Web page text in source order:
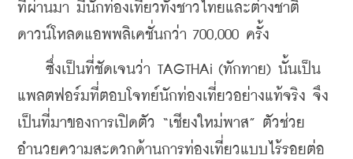
ที่ผ่านมา มีนักท่องเที่ยวทั้งชาวไทยและต่างชาติ
ดาวน์โหลดแอพพลิเคชั่นกว่า 700,000 ครั้ง
ซึ่งเป็นที่ชัดเจนว่า TAGTHAi (ทักทาย) นั้นเป็น
แพลตฟอร์มที่ตอบโจทย์นักท่องเที่ยวอย่างแท้จริง จึง
เป็นที่มาของการเปิดตัว “เชียงใหม่พาส” ตัวช่วย
อำนวยความสะดวกด้านการท่องเที่ยวแบบไร้รอยต่อ